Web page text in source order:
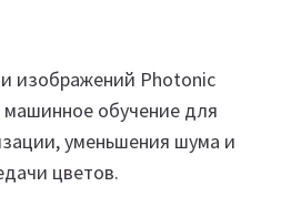
изображений Photonic
машинное обучение для
уменьшения шума и
цветов.